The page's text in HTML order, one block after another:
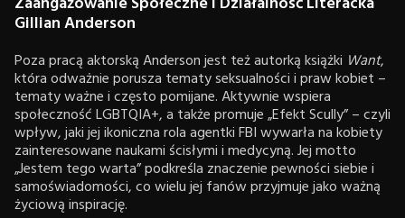
Gillian Anderson
Poza pracą aktorską Anderson jest też autorką książki Want,
która odważnie porusza tematy seksualności i praw kobiet –
tematy ważne i często pomijane. Aktywnie wspiera
społeczność LGBTQIA+, a także promuje „Efekt Scully” – czyli
wpływ, jaki jej ikoniczna rola agentki FBI wywarła na kobiety
zainteresowane naukami ścisłymi i medycyną. Jej motto
„Jestem tego warta” podkreśla znaczenie pewności siebie i
samoświadomości, co wielu jej fanów przyjmuje jako ważną
życiową inspirację.